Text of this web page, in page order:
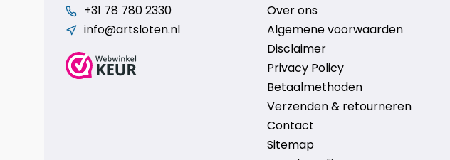
+31 78 780 2330
info@artsloten.nl
Over ons
Algemene voorwaarden
Disclaimer
Privacy Policy
Betaalmethoden
Verzenden & retourneren
Contact
Sitemap